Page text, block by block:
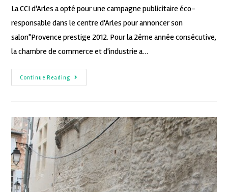
La CCI d'Arles a opté pour une campagne publicitaire éco-
responsable dans le centre d'Arles pour annoncer son
salon"Provence prestige 2012. Pour la 2éme année consécutive,
la chambre de commerce et d'industrie a…
Continue Reading